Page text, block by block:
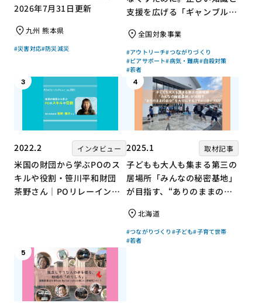
2026年7月31日更新
九州 熊本県
#災害対応#防災減災
支援を広げる「ギャンブル依
組み全国対象事業
#アウトリーチ#つながりづくり
#ピアサポート#病気・難病#自殺対策
#若者
3
2022.2 インタビュー
米国の財団から学ぶPOのス
キルや役割・笹川平和財団
茶野さん｜POリレーインタ
4
2025.1 取材記事
子どもも大人も集まる第三の
居場所「みんなの秘密基地」
が目指す、“ありのままの自
ィづくり
北海道
#つながりづくり #子ども#子育て世帯
#若者
5